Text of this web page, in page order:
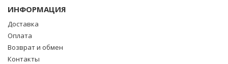
ИНФОРМАЦИЯ
Доставка
Оплата
Возврат и обмен
Контакты